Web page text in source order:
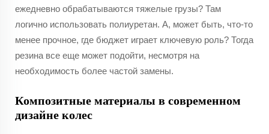
ежедневно обрабатываются тяжелые грузы? Там
логично использовать полиуретан. А, может быть, что-то
менее прочное, где бюджет играет ключевую роль? Тогда
резина все еще может подойти, несмотря на
необходимость более частой замены.
Композитные материалы в современном
дизайне колес